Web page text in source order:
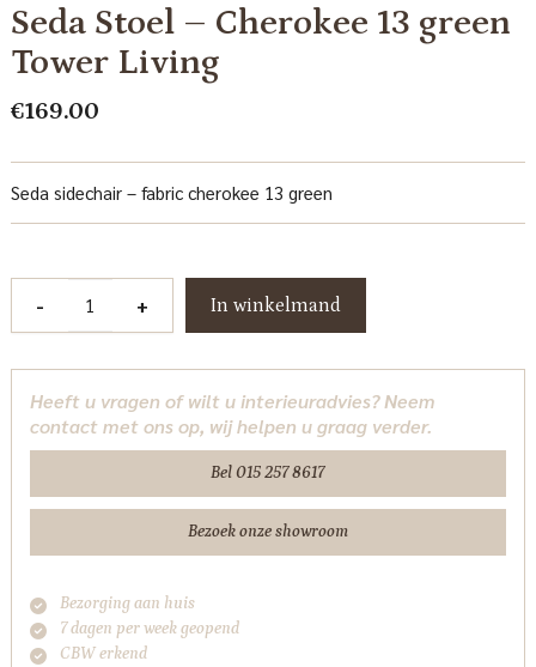
Seda Stoel – Cherokee 13 green
Tower Living
€169.00
Seda sidechair – fabric cherokee 13 green
-
Cherokee
green
Living
+ In winkelmand
Heeft u vragen of wilt u interieuradvies? Neem
contact met ons op, wij helpen u graag verder.
Bel 015 257 8617
Bezoek onze showroom
Bezorging aan huis
7 dagen per week geopend
CBW erkend